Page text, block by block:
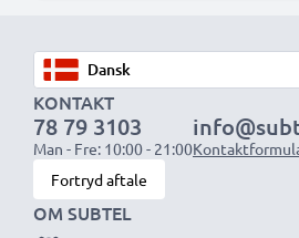
KONTAKT
78 79 3103
Man - Fre: 10:00 - 21:00
Fortryd aftale
OM SUBTEL